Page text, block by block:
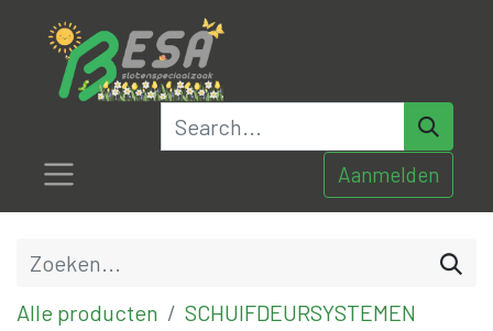
Aanmelden
Alle producten
SCHUIFDEURSYSTEMEN